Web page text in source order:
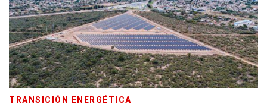
TRANSICIÓN ENERGÉTICA